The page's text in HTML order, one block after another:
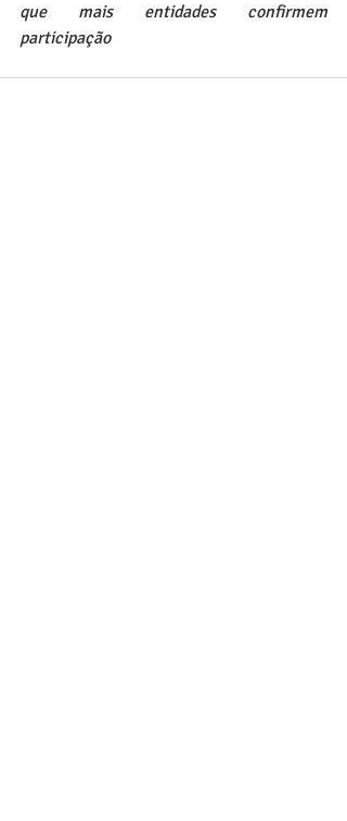
que mais entidades confirmem
participação